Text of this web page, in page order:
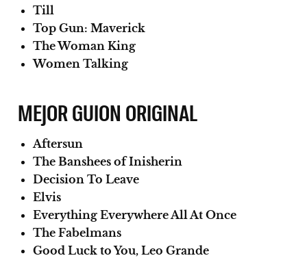
Till
Top Gun: Maverick
The Woman King
Women Talking
MEJOR GUION ORIGINAL
Aftersun
The Banshees of Inisherin
Decision To Leave
Elvis
Everything Everywhere All At Once
The Fabelmans
Good Luck to You, Leo Grande